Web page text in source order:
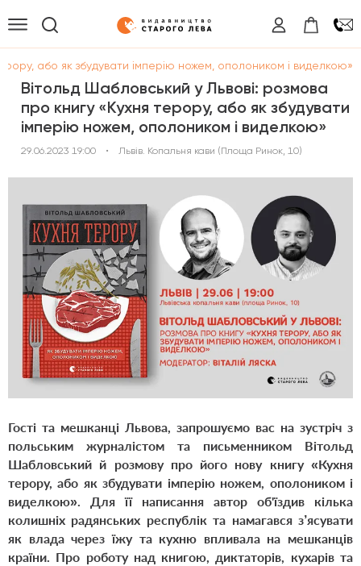
або як збудувати імперію ножем, ополоником і виделкою»
Вітольд Шабловський у Львові: розмова
про книгу «Кухня терору, або як збудувати
імперію ножем, ополоником і виделкою»
29.06.2023 19:00 • Львів. Копальня кави (Площа Ринок, 10)
Гості та мешканці Львова, запрошуємо вас на зустріч з
польським журналістом та письменником Вітольд
Шабловський й розмову про його нову книгу «Кухня
терору, або як збудувати імперію ножем, ополоником і
виделкою». Для її написання автор об'їздив кілька
колишніх радянських республік та намагався з’ясувати
як влада через їжу та кухню впливала на мешканців
країни. Про роботу над книгою, диктаторів, кухарів та